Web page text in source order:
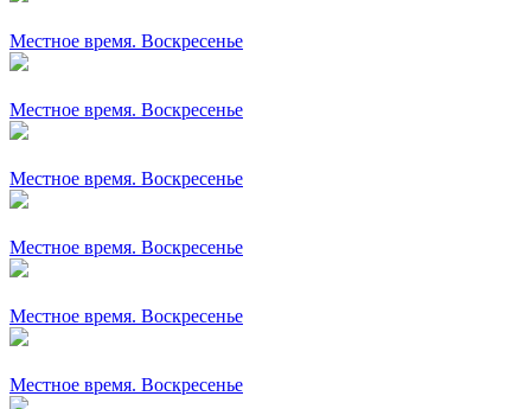
Местное время. Воскресенье
Местное время. Воскресенье
Местное время. Воскресенье
Местное время. Воскресенье
Местное время. Воскресенье
Местное время. Воскресенье